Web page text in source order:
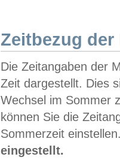
Zeitbezug der
Die Zeitangaben der
Zeit dargestellt. Dies
Wechsel im Sommer
können Sie die
Sommerzeit
eingestellt.